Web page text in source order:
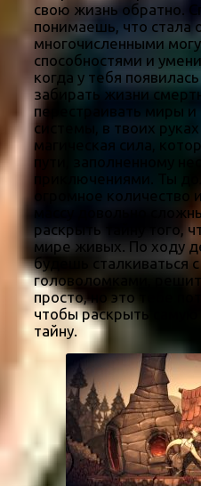
свою жизнь обратно.
понимаешь, что стала
многочисленными
способностями и
когда у тебя
забирать жизни
перестраивать миры и
системы, в твоих
магическая сила,
пути, заполненному
приключениями. Ты
огромное количество
массу довольно
раскрыть тайну того,
мире живых. По ходу
будешь сталкиваться
головоломками,
просто, но это тебе
чтобы раскрыть
тайну.